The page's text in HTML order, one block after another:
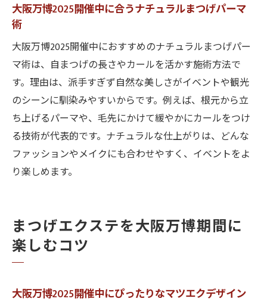
大阪万博2025開催中に合うナチュラルまつげパーマ
術
大阪万博2025開催中におすすめのナチュラルまつげパー
マ術は、自まつげの長さやカールを活かす施術方法で
す。理由は、派手すぎず自然な美しさがイベントや観光
のシーンに馴染みやすいからです。例えば、根元から立
ち上げるパーマや、毛先にかけて緩やかにカールをつけ
る技術が代表的です。ナチュラルな仕上がりは、どんな
ファッションやメイクにも合わせやすく、イベントをよ
り楽しめます。
まつげエクステを大阪万博期間に
楽しむコツ
大阪万博2025開催中にぴったりなマツエクデザイン